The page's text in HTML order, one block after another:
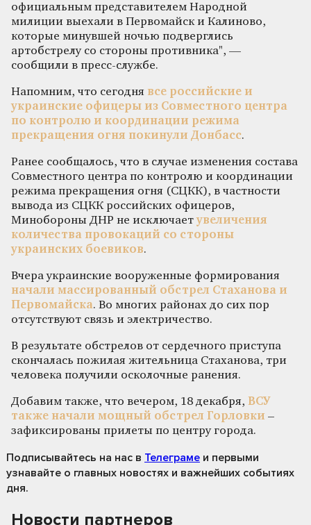
официальным представителем Народной
милиции выехали в Первомайск и Калиново,
которые минувшей ночью подверглись
артобстрелу со стороны противника", —
сообщили в пресс-службе.
Напомним, что сегодня все российские и
украинские офицеры из Совместного центра
по контролю и координации режима
прекращения огня покинули Донбасс.
Ранее сообщалось, что в случае изменения состава
Совместного центра по контролю и координации
режима прекращения огня (СЦКК), в частности
вывода из СЦКК российских офицеров,
Минобороны ДНР не исключаетувеличения
количества провокаций со стороны
украинских боевиков.
Вчера украинские вооруженные формирования
начали массированный обстрел Стаханова и
Первомайска. Во многих районах до сих пор
отсутствуют связь и электричество.
В результате обстрелов от сердечного приступа
скончалась пожилая жительница Стаханова, три
человека получили осколочные ранения.
Добавим также, что вечером, 18 декабря, ВСУ
также начали мощный обстрел Горловки –
зафиксированы прилеты по центру города.
Подписывайтесь на нас в Телеграме и первыми
узнавайте о главных новостях и важнейших событиях
дня.
Новости партнеров